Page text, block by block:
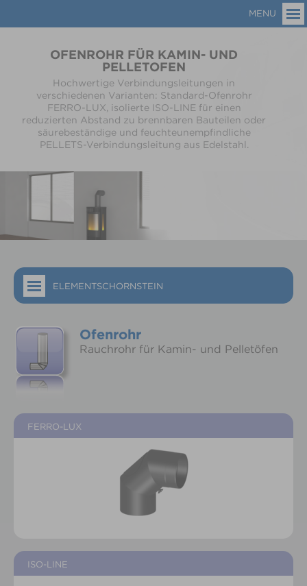
MENU
OFENROHR FÜR KAMIN- UND
PELLETOFEN
Hochwertige Verbindungsleitungen in
verschiedenen Varianten: Standard-Ofenrohr
FERRO-LUX, isolierte ISO-LINE für einen
reduzierten Abstand zu brennbaren Bauteilen oder
säurebeständige und feuchteunempfindliche
PELLETS-Verbindungsleitung aus Edelstahl.
ELEMENTSCHORNSTEIN
Ofenrohr
Rauchrohr für Kamin- und Pelletöfen
FERRO-LUX
ISO-LINE